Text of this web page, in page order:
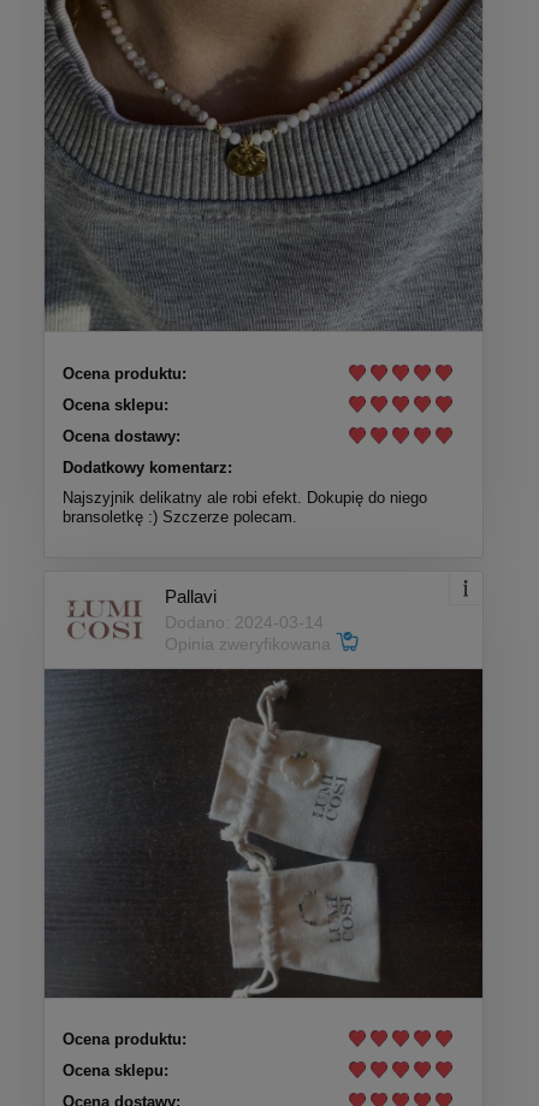
Ocena produktu:
Ocena sklepu:
Ocena dostawy:
Dodatkowy komentarz:
Najszyjnik delikatny ale robi efekt. Dokupię do niego
bransoletkę :) Szczerze polecam.
Pallavi
Dodano: 2024-03-14
Opinia zweryfikowana
Ocena produktu:
Ocena sklepu:
Ocena dostawy: